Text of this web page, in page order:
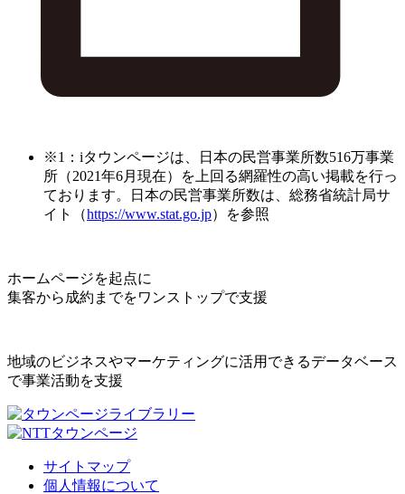
※1：iタウンページは、日本の民営事業所数516万事業
所（2021年6月現在）を上回る網羅性の高い掲載を行っ
ております。日本の民営事業所数は、総務省統計局サ
イト（https://www.stat.go.jp）を参照
ホームページを起点に
集客から成約までをワンストップで支援
地域のビジネスやマーケティングに活用できるデータベース
で事業活動を支援
サイトマップ
個人情報について